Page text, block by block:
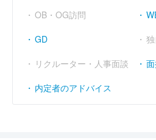
OB・OG訪問
GD
リクルーター・人事面談
内定者のアドバイス